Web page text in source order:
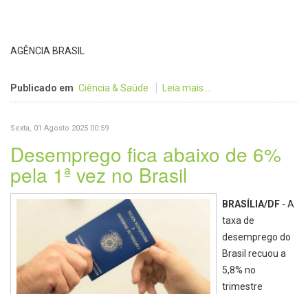
AGÊNCIA BRASIL
Publicado em Ciência & Saúde Leia mais ...
Sexta, 01 Agosto 2025 00:59
Desemprego fica abaixo de 6%
pela 1ª vez no Brasil
BRASÍLIA/DF - A
taxa de
desemprego do
Brasil recuou a
5,8% no
trimestre